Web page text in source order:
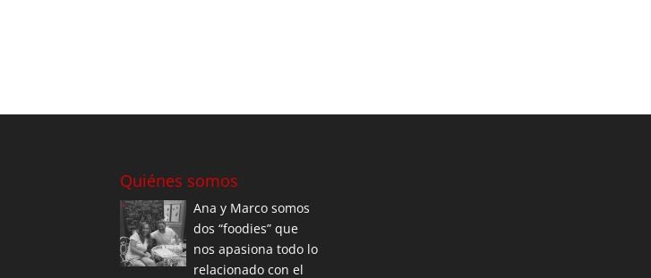
Quiénes somos
Ana y Marco somos
dos “foodies” que
nos apasiona todo lo
relacionado con el